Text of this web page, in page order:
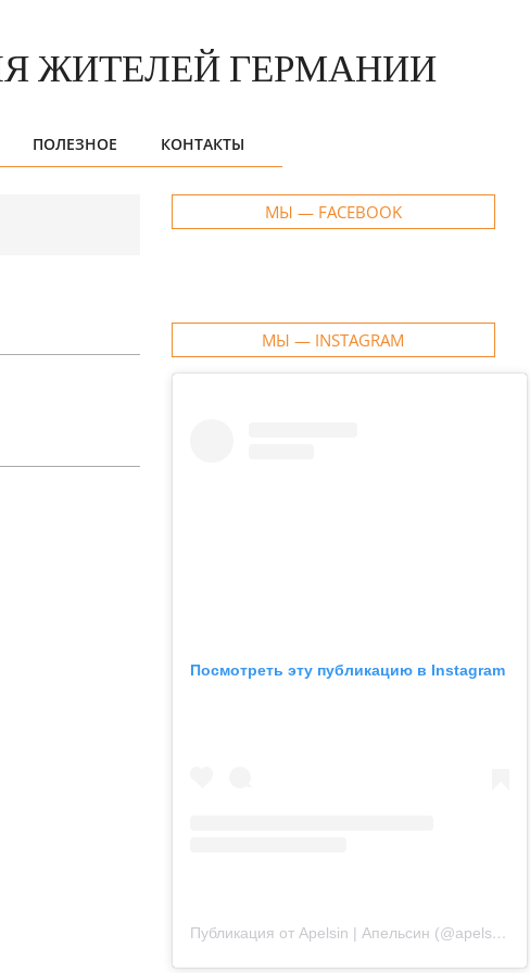
ПОЛЕЗНОЕ КОНТАКТЫ
МЫ — FACEBOOK
МЫ — INSTAGRAM
Посмотреть эту публикацию в Instagram
Публикация от Apelsin | Апельсин (@apelsin.muenchen)